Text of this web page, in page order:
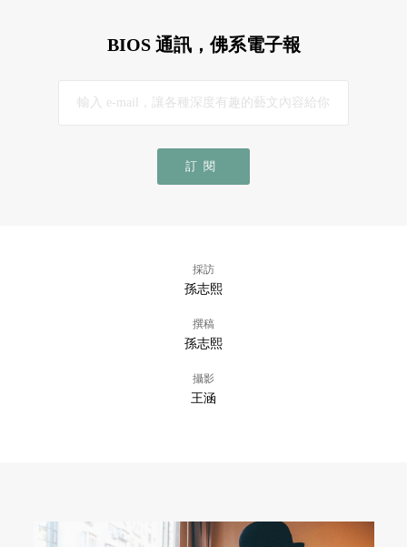
BIOS 通訊，佛系電子報
訂閱
採訪
孫志熙
撰稿
孫志熙
攝影
王涵